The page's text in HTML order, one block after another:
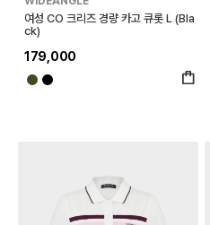
여성 CO 크리즈 경량 카고 큐롯 L (Bla
ck)
179,000